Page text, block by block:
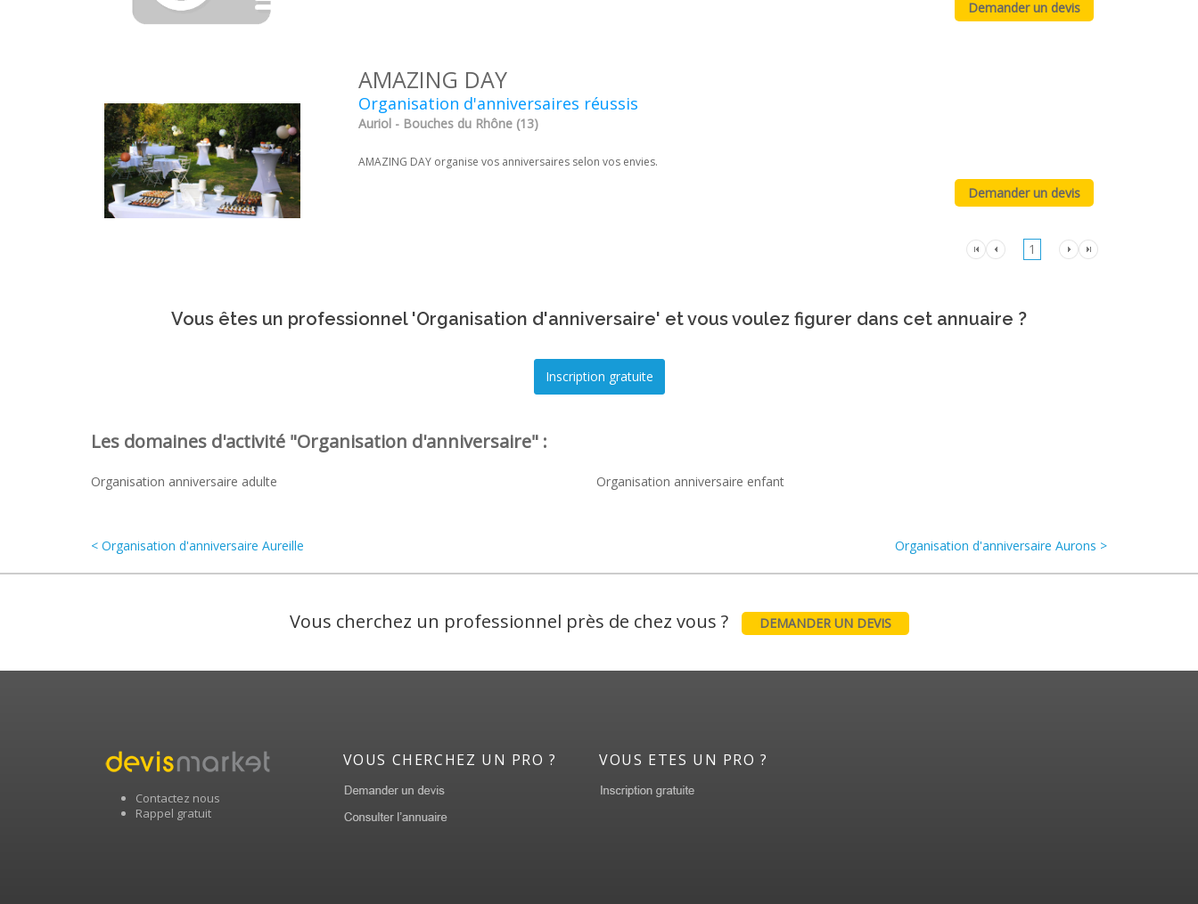
AMAZING DAY
Organisation d'anniversaires réussis
Auriol - Bouches du Rhône (13)
AMAZING DAY organise vos anniversaires selon vos envies.
1
Vous êtes un professionnel 'Organisation d'anniversaire' et vous voulez figurer dans cet annuaire ?
Les domaines d'activité "Organisation d'anniversaire" :
Organisation anniversaire adulte Organisation anniversaire enfant
< Organisation d'anniversaire Aureille Organisation d'anniversaire Aurons >
Vous cherchez un professionnel près de chez vous ? DEMANDER UN DEVIS
Contactez nous
Rappel gratuit
VOUS CHERCHEZ UN PRO ? VOUS ETES UN PRO ?